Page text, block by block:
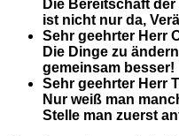
Die Bereitschaft
ist nicht nur da,
Sehr geehrter Herr
Die Dinge zu
gemeinsam besser!
Sehr geehrter Herr
Nur weiß man
Stelle man zuerst